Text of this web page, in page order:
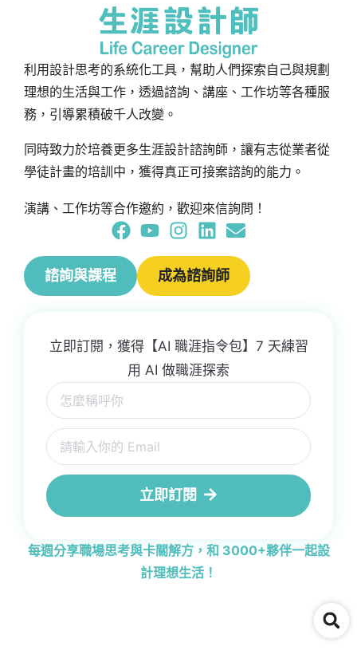
利用設計思考的系統化工具，幫助人們探索自己與規劃
理想的生活與工作，透過諮詢、講座、工作坊等各種服
務，引導累積破千人改變。
同時致力於培養更多生涯設計諮詢師，讓有志從業者從
學徒計畫的培訓中，獲得真正可接案諮詢的能力。
演講、工作坊等合作邀約，歡迎來信詢問！
諮詢與課程 成為諮詢師
立即訂閱，獲得【AI 職涯指令包】7 天練習
用 AI 做職涯探索
立即訂閱
每週分享職場思考與卡關解方，和 3000+夥伴一起設
計理想生活！